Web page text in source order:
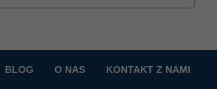
BLOG O NAS KONTAKT Z NAMI